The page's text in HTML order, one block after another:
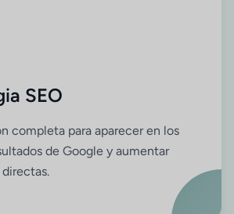
SEO
completa para aparecer en los
de Google y aumentar